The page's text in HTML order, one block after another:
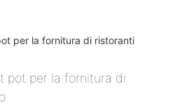
pot per la fornitura di